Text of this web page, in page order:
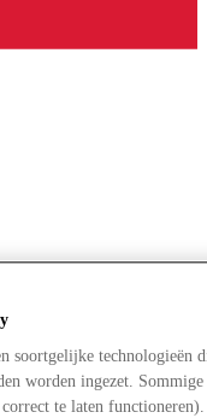
soortgelijke technologieën
worden ingezet.
te laten